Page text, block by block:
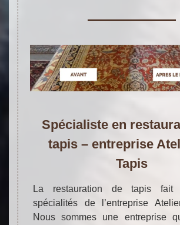
Spécialiste en
tapis – entreprise
Tapis
La restauration de tapis fait
spécialités de l’entreprise
Nous sommes une entreprise